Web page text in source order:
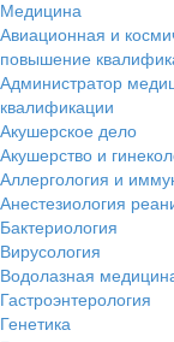
Медицина
Авиационная и
повышение
Администратор
квалификации
Акушерское дело
Акушерство и
Аллергология и
Анестезиология
Бактериология
Вирусология
Водолазная
Гастроэнтерология
Генетика